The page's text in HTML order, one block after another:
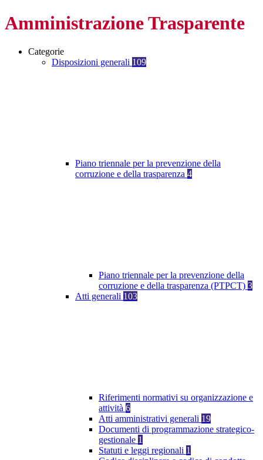
Amministrazione Trasparente
Categorie
Disposizioni generali 109
Piano triennale per la prevenzione della
corruzione e della trasparenza 4
Piano triennale per la prevenzione della
corruzione e della trasparenza (PTPCT) 3
Atti generali 103
Riferimenti normativi su organizzazione e
attività 6
Atti amministrativi generali 19
Documenti di programmazione strategico-
gestionale 1
Statuti e leggi regionali 1